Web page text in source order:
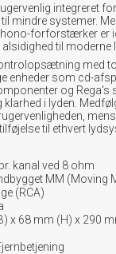
integreret
mindre systemer.
forforstærker er
til moderne
med
enheder som cd-
og Rega's
i lyden.
til ethvert
kanal ved 8 ohm
MM (Moving
(RCA)
x 68 mm (H) x 290